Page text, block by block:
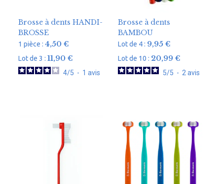
Brosse à dents HANDI-
BROSSE
1 pièce :4,50€
Lot de 3 :11,90€
4/5 - 1avis
Brosse à dents
BAMBOU
Lot de 4 : 9,95 €
Lot de 10 : 20,99 €
5/5 - 2avis